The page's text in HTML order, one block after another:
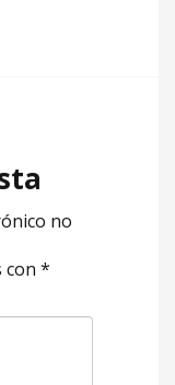
no
con *